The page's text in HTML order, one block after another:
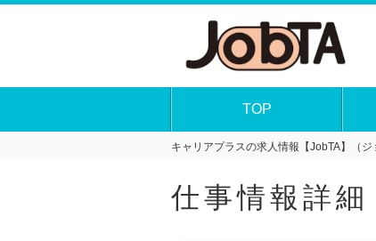
TOP
キャリアプラスの求人情報【JobTA】（ジ
仕事情報詳細